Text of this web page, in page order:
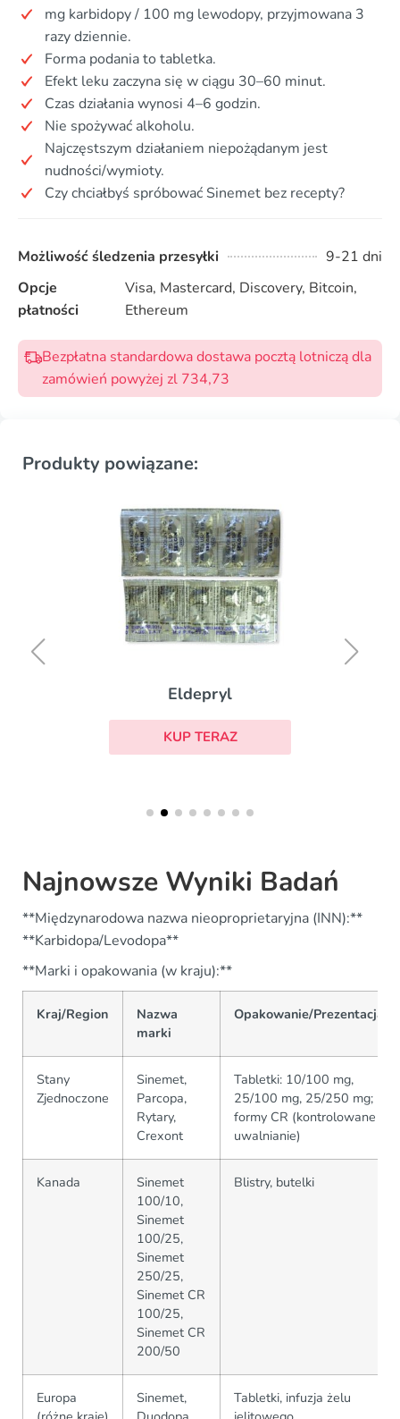
mg karbidopy / 100 mg lewodopy, przyjmowana 3
razy dziennie.
Forma podania to tabletka.
Efekt leku zaczyna się w ciągu 30–60 minut.
Czas działania wynosi 4–6 godzin.
Nie spożywać alkoholu.
Najczęstszym działaniem niepożądanym jest
nudności/wymioty.
Czy chciałbyś spróbować Sinemet bez recepty?
Możliwość śledzenia przesyłki
9-21 dni
Opcje
płatności
Visa, Mastercard, Discovery, Bitcoin,
Ethereum
Bezpłatna standardowa dostawa pocztą lotniczą dla
zamówień powyżej zl 734,73
Produkty powiązane:
Eldepryl
KUP TERAZ
Najnowsze Wyniki Badań
**Międzynarodowa nazwa nieoproprietaryjna (INN):**
**Karbidopa/Levodopa**
**Marki i opakowania (w kraju):**
Kraj/Region
Nazwa
marki
Opakowanie/Prezentacja
Stany
Zjednoczone
Sinemet,
Parcopa,
Rytary,
Crexont
Tabletki: 10/100 mg,
25/100 mg, 25/250 mg;
formy CR (kontrolowane
uwalnianie)
Kanada
Sinemet
100/10,
Sinemet
100/25,
Sinemet
250/25,
Sinemet CR
100/25,
Sinemet CR
200/50
Blistry, butelki
Europa
Sinemet,
Tabletki, infuzja żelu